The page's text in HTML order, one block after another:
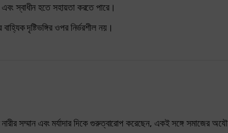
স্বাধীন হতে সহায়তা করতে পারে।
দৃষ্টিভঙ্গির ওপর নির্ভরশীল নয়।
সম্মান এবং মর্যাদার দিকে গুরুত্বারোপ করেছেন, একই সঙ্গে সমাজের